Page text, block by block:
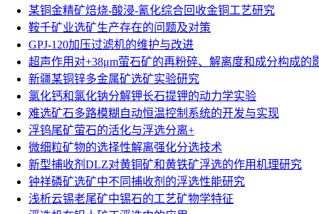
某铜金精矿焙烧-酸浸-氰化综合回收金铜工艺研究
鞍千矿业选矿生产存在的问题及对策
GPJ-120加压过滤机的维护与改进
超声作用对+38μm萤石矿的再粉碎、解离度和成分构成的
新疆某铜锌多金属矿选矿实验研究
氯化钙和氯化钠分解钾长石提钾的动力学实验
难选矿石多路模糊自动恒温控制系统的开发与实现
浮钨尾矿萤石的活化与浮选分离+
微细粒矿物的选择性解离强化分选技术
新型捕收剂DLZ对黄铜矿和黄铁矿浮选的作用机理研究
钟祥磷矿选矿中不同捕收剂的浮选性能研究
浅析云锡老尾矿中锡石的工艺矿物学特征